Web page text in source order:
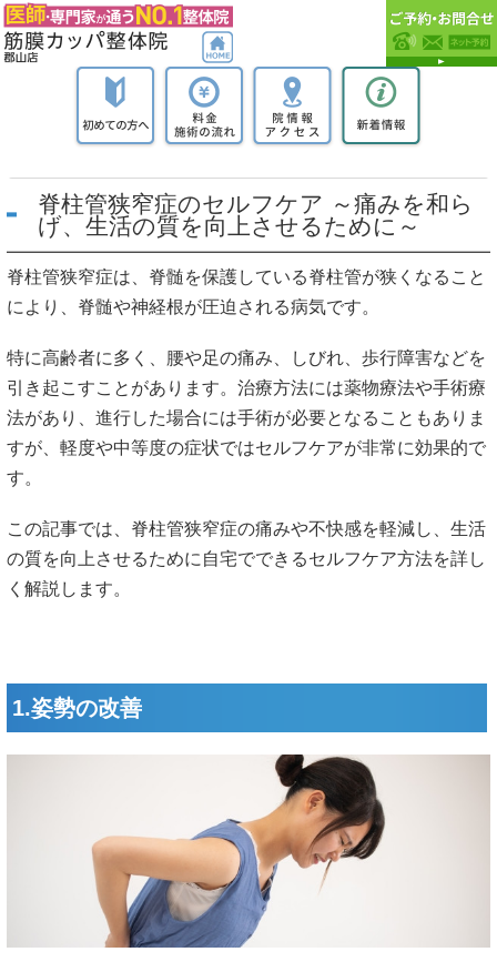
脊柱管狭窄症のセルフケア ～痛みを和ら
げ、生活の質を向上させるために～
脊柱管狭窄症は、脊髄を保護している脊柱管が狭くなること
により、脊髄や神経根が圧迫される病気です。
特に高齢者に多く、腰や足の痛み、しびれ、歩行障害などを
引き起こすことがあります。治療方法には薬物療法や手術療
法があり、進行した場合には手術が必要となることもありま
すが、軽度や中等度の症状ではセルフケアが非常に効果的で
す。
この記事では、脊柱管狭窄症の痛みや不快感を軽減し、生活
の質を向上させるために自宅でできるセルフケア方法を詳し
く解説します。
1.姿勢の改善